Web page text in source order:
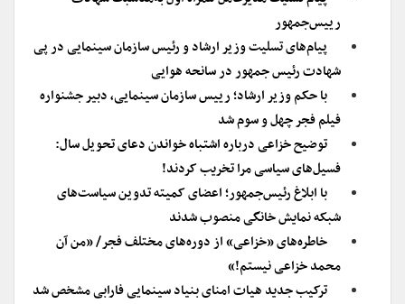
رییس‌جمهور
پیام‌های تسلیت وزیر ارشاد و رئیس سازمان سینمایی در پی
شهادت رئیس جمهور در سانحه هوایی
با حکم وزیر ارشاد؛ رییس سازمان سینمایی، دبیر جشنواره
فیلم فجر چهل و سوم شد
توضیح خزاعی درباره اشتباه خواندن دعای تحویل سال:
فسیل‌های سیاسی مرا تخریب کردند!
با ابلاغ رئیس‌جمهور؛ اعضای کمیته تدوین سیاست‌های
شبکه نمایش خانگی منصوب شدند
خاطره‌های «خزاعی» از دوره‌های مختلف فجر/ «من آن
محمد خزاعی نیستم!»
ترکیب جدید هیات امنای بنیاد سینمایی فارابی مشخص شد